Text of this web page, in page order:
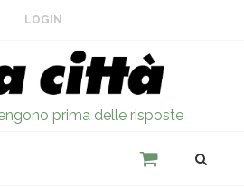
LOGIN
prima delle risposte